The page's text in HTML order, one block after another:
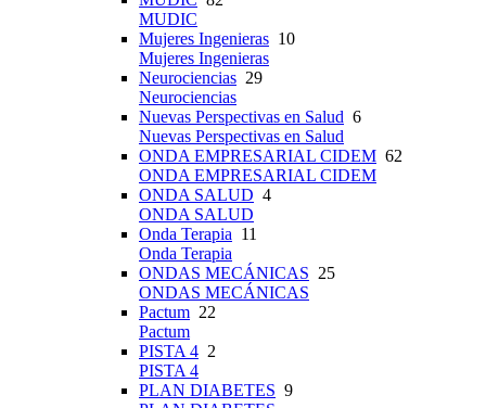
MUDIC
Mujeres Ingenieras 10
Mujeres Ingenieras
Neurociencias 29
Neurociencias
Nuevas Perspectivas en Salud 6
Nuevas Perspectivas en Salud
ONDA EMPRESARIAL CIDEM 62
ONDA EMPRESARIAL CIDEM
ONDA SALUD 4
ONDA SALUD
Onda Terapia 11
Onda Terapia
ONDAS MECÁNICAS 25
ONDAS MECÁNICAS
Pactum 22
Pactum
PISTA 4 2
PISTA 4
PLAN DIABETES 9